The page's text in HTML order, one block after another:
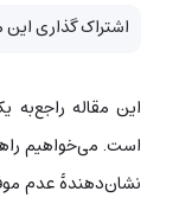
اشتراک گذاری این
این مقاله راجع‌به
نشان‌دهندۀ عدم